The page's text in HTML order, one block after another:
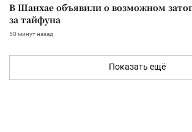
В Шанхае объявили о возможном
за тайфуна
50 минут назад
Показать ещё